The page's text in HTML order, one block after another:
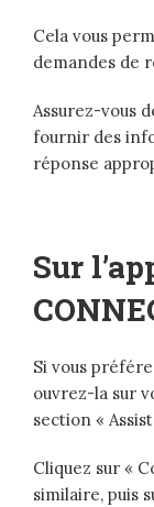
Cela vous
demandes de
Assurez-vous
fournir des
réponse
Sur
Si vous
ouvrez-la sur
section «
Cliquez sur «
similaire, puis